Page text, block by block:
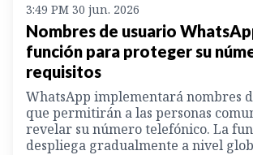
3:49 PM 30 jun. 2026
Nombres de usuario
función para proteger su
requisitos
WhatsApp implementará nombres
que permitirán a las personas
revelar su número telefónico. La
despliega gradualmente a nivel